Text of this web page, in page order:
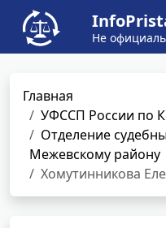
Не
Главная
УФССП России по
Отделение
Межевскому району
Хомутинникова